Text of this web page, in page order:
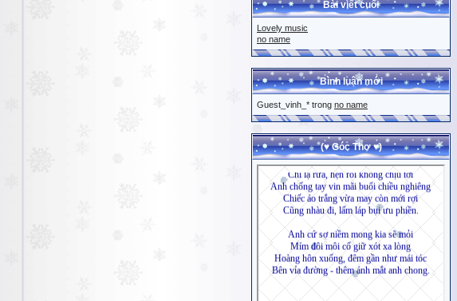
Bài viết cuối
Lovely music
no name
Bình luận mới
Guest_vinh_* trong no name
(♥ Góc Thơ ♥)